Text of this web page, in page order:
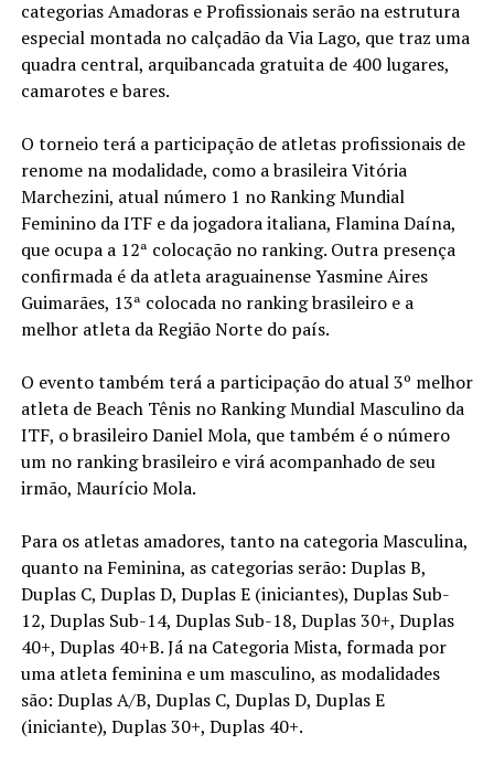
categorias Amadoras e Profissionais serão na estrutura
especial montada no calçadão da Via Lago, que traz uma
quadra central, arquibancada gratuita de 400 lugares,
camarotes e bares.
O torneio terá a participação de atletas profissionais de
renome na modalidade, como a brasileira Vitória
Marchezini, atual número 1 no Ranking Mundial
Feminino da ITF e da jogadora italiana, Flamina Daína,
que ocupa a 12ª colocação no ranking. Outra presença
confirmada é da atleta araguainense Yasmine Aires
Guimarães, 13ª colocada no ranking brasileiro e a
melhor atleta da Região Norte do país.
O evento também terá a participação do atual 3º melhor
atleta de Beach Tênis no Ranking Mundial Masculino da
ITF, o brasileiro Daniel Mola, que também é o número
um no ranking brasileiro e virá acompanhado de seu
irmão, Maurício Mola.
Para os atletas amadores, tanto na categoria Masculina,
quanto na Feminina, as categorias serão: Duplas B,
Duplas C, Duplas D, Duplas E (iniciantes), Duplas Sub-
12, Duplas Sub-14, Duplas Sub-18, Duplas 30+, Duplas
40+, Duplas 40+B. Já na Categoria Mista, formada por
uma atleta feminina e um masculino, as modalidades
são: Duplas A/B, Duplas C, Duplas D, Duplas E
(iniciante), Duplas 30+, Duplas 40+.